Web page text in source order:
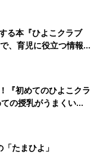
る本『ひよこクラブ
、育児に役立つ情報が
『初めてのひよこクラ
の授乳がうまくい
夏のトラブル 解決テ
たまひよ」